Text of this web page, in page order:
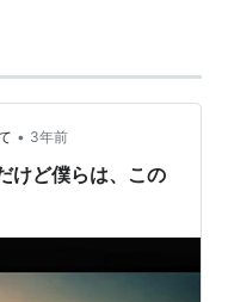
• 3年前
けど僕らは、この